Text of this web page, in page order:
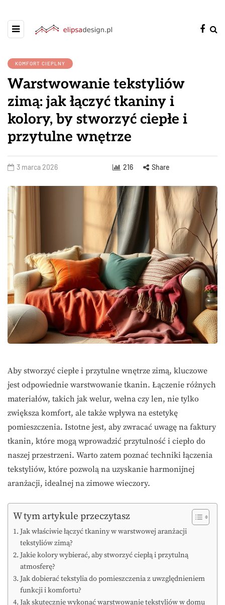
KOMFORT CIEPLNY
Warstwowanie tekstyliów
zimą: jak łączyć tkaniny i
kolory, by stworzyć ciepłe i
przytulne wnętrze
3 marca 2026 216 Share
Aby stworzyć ciepłe i przytulne wnętrze zimą, kluczowe
jest odpowiednie warstwowanie tkanin. Łączenie różnych
materiałów, takich jak welur, wełna czy len, nie tylko
zwiększa komfort, ale także wpływa na estetykę
pomieszczenia. Istotne jest, aby zwracać uwagę na faktury
tkanin, które mogą wprowadzić przytulność i ciepło do
naszej przestrzeni. Warto zatem poznać techniki łączenia
tekstyliów, które pozwolą na uzyskanie harmonijnej
aranżacji, idealnej na zimowe wieczory.
W tym artykule przeczytasz
Jak właściwie łączyć tkaniny w warstwowej aranżacji
tekstyliów zimą?
Jakie kolory wybierać, aby stworzyć ciepłą i przytulną
atmosferę?
Jak dobierać tekstylia do pomieszczenia z uwzględnieniem
funkcji i komfortu?
Jak skutecznie wykonać warstwowanie tekstyliów w domu